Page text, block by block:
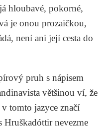
hloubavé, pokorné,
je onou prozaičkou,
není ani její cesta do
pruh s nápisem
většinou ví, že
tomto jazyce značí
Hruškadóttir nevezme